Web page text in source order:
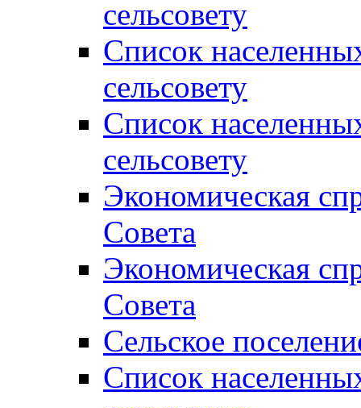
сельсовету
Список
сельсовету
Список
сельсовету
Экономическая
Совета
Экономическая
Совета
Сельское
Список